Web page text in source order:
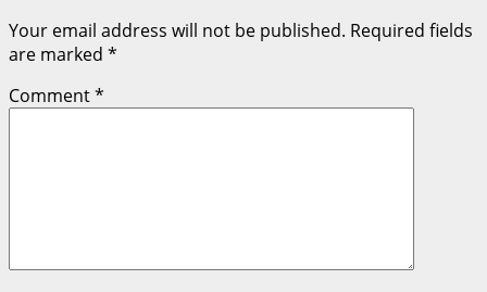
Your email address will not be published. Required fields
are marked *
Comment*